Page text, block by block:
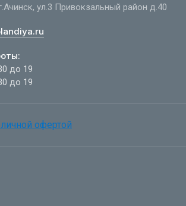
ул.3 Привокзальный район д.40
до 19
до 19
офертой